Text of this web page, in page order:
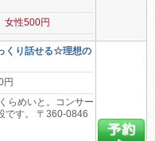
性500円
くり話せる☆理想の
円
らめいと。コンサー
です。 〒360-0846